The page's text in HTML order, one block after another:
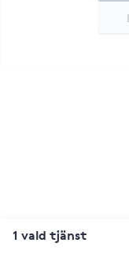
1 vald tjänst